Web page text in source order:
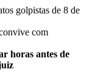
golpistas de 8 de
com
horas antes de